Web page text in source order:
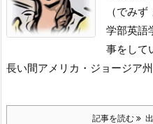
（でみ
学部英語
事をして
長い間アメリカ・ジョージア
記事を読む